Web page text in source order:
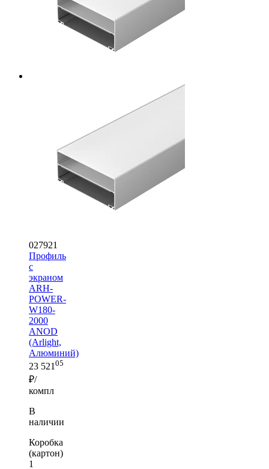
027921
Профиль
с
экраном
ARH-
POWER-
W180-
2000
ANOD
(Arlight,
Алюминий)
23 52105
₽/
компл
В
наличии
Коробка
(картон)
1